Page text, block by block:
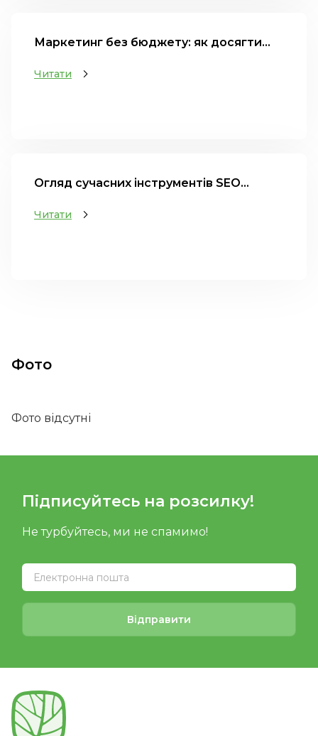
Маркетинг без бюджету: як досягти...
Читати
Огляд сучасних інструментів SEO...
Читати
Фото
Фото відсутні
Підписуйтесь на розсилку!
Не турбуйтесь, ми не спамимо!
Відправити